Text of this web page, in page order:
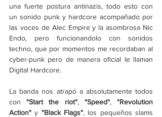
una fuerte postura antinazis, todo esto con
un sonido punk y hardcore acompañado por
las voces de Alec Empire y la asombrosa Nic
Endo, pero funcionandolo con sonidos
techno, que por momentos me recordaban al
cyber-punk pero de manera oficial le llaman
Digital Hardcore.
La banda nos atrapó a absolutamente todos
con "Start the riot", "Speed", "Revolution
Action" y "Black Flags", los pequeños slams